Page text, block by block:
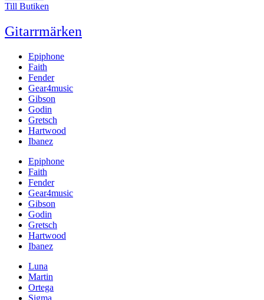
Till Butiken
Gitarrmärken
Epiphone
Faith
Fender
Gear4music
Gibson
Godin
Gretsch
Hartwood
Ibanez
Epiphone
Faith
Fender
Gear4music
Gibson
Godin
Gretsch
Hartwood
Ibanez
Luna
Martin
Ortega